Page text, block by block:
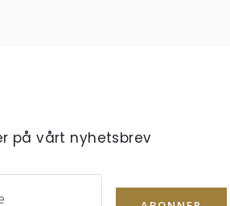
på vårt nyhetsbrev